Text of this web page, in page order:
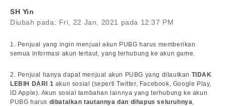
SH Yin
Diubah pada: Fri, 22 Jan, 2021 pada 12:37 PM
1. Penjual yang ingin menjual akun PUBG harus memberikan
semua informasi akun tertaut, yang terhubung ke akun game.
2. Penjual hanya dapat menjual akun PUBG yang ditautkan TIDAK
LEBIH DARI 1 akun sosial (seperti Twitter, Facebook, Google Play,
ID Apple). Akun sosial tambahan lainnya yang terhubung ke akun
PUBG harus dibatalkan tautannya dan dihapus seluruhnya,